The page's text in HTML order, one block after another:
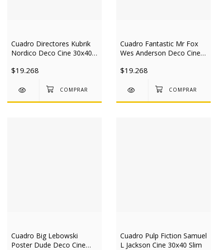
Cuadro Directores Kubrik
Nordico Deco Cine 30x40
$19.268
Cuadro Fantastic Mr Fox
Wes Anderson Deco Cine
$19.268
Cuadro Big Lebowski
Poster Dude Deco Cine
Cuadro Pulp Fiction Samuel
L Jackson Cine 30x40 Slim